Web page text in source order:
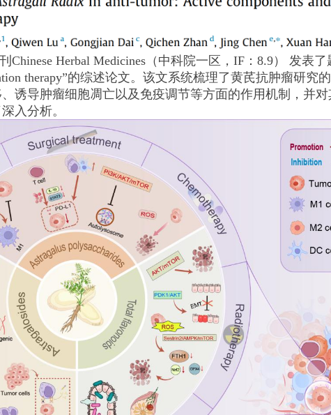
Herbal Medicines（中科院一区，IF：8.9） 发表了
therapy”的综述论文。该文系统梳理了黄芪抗肿瘤研
诱导肿瘤细胞凋亡以及免疫调节等方面的作用机制，并
入分析。